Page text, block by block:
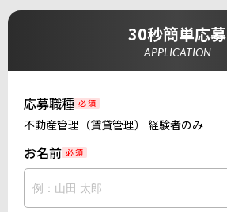
30秒簡単応募
APPLICATION
応募職種 必 須
不動産管理（賃貸管理） 経験者のみ
お名前 必 須